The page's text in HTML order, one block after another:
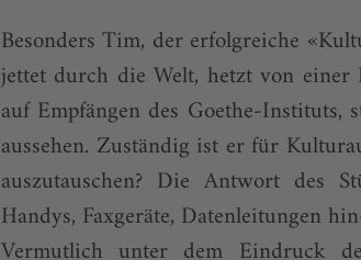
Besonders Tim, der erfolgreiche
jettet durch die Welt, hetzt von
auf Empfängen des Goethe-
aussehen. Zuständig ist er für
auszutauschen? Die Antwort des
Handys, Faxgeräte, Datenleitungen
Vermutlich unter dem Eindruck